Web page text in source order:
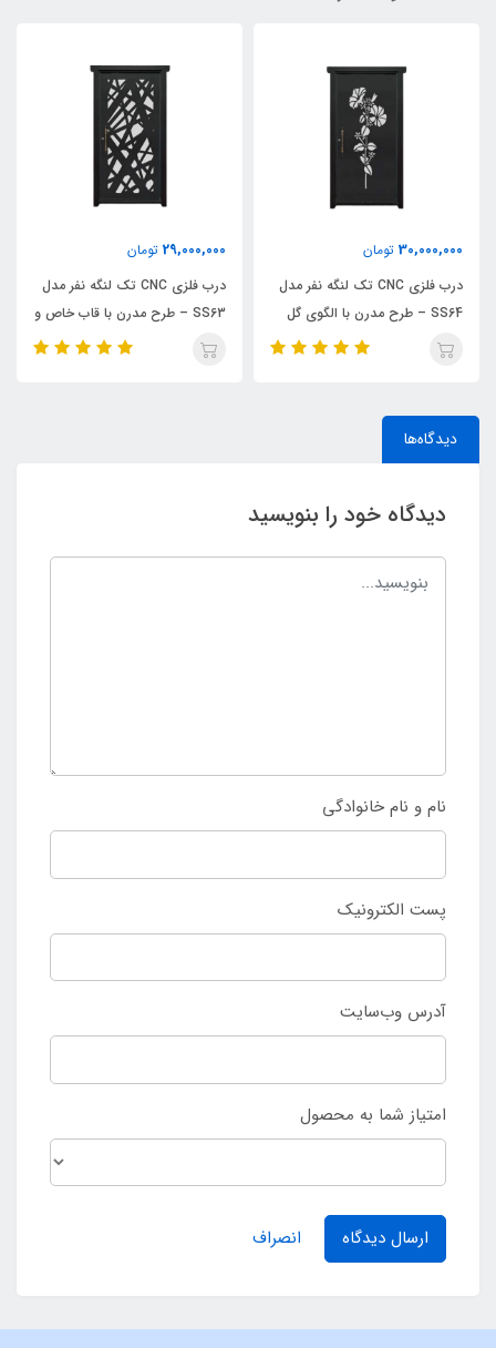
30,000,000 تومان
درب فلزی CNC تک لنگه نفر مدل
SS64 – طرح مدرن با الگوی گل
زیبا
29,000,000 تومان
درب فلزی CNC تک لنگه نفر مدل
SS63 – طرح مدرن با قاب خاص و
خطوط مینیمال
دیدگاه‌ها
دیدگاه خود را بنویسید
نام و نام خانوادگی
پست الکترونیک
آدرس وب‌سایت
امتیاز شما به محصول
ارسال دیدگاه انصراف